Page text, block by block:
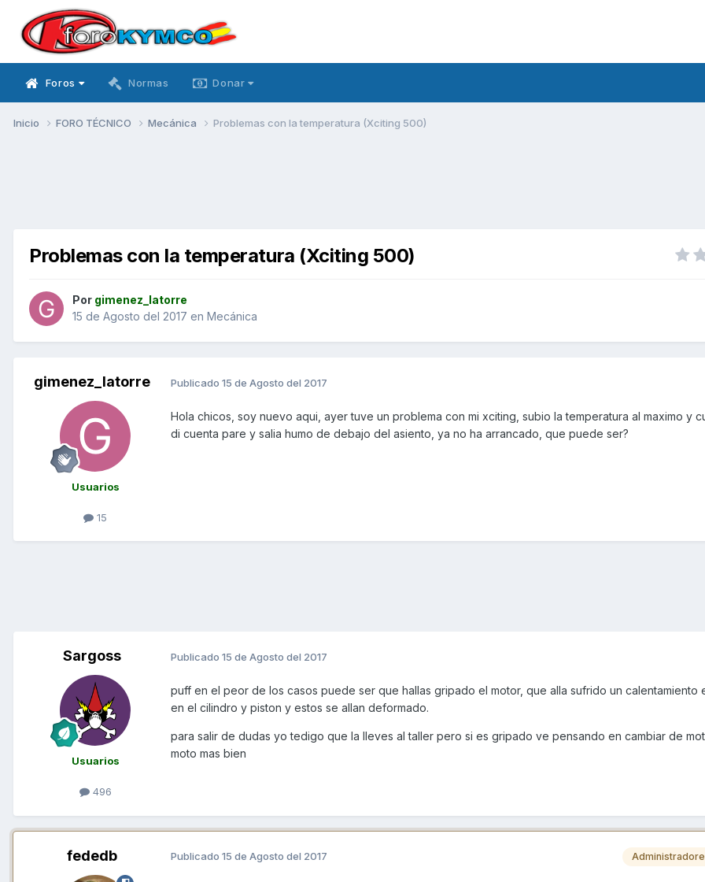
Foros Normas Donar
Inicio FORO TÉCNICO Mecánica Problemas con la temperatura (Xciting 500)
Problemas con la temperatura (Xciting 500)
Por gimenez_latorre
15 de Agosto del 2017 en Mecánica
gimenez_latorre
Usuarios
15
Publicado 15 de Agosto del 2017
Hola chicos, soy nuevo aqui, ayer tuve un problema con mi xciting, subio la temperatura al maximo y
di cuenta pare y salia humo de debajo del asiento, ya no ha arrancado, que puede ser?
Sargoss
Usuarios
496
Publicado 15 de Agosto del 2017
puff en el peor de los casos puede ser que hallas gripado el motor, que alla sufrido un calentamiento
en el cilindro y piston y estos se allan deformado.
para salir de dudas yo tedigo que la lleves al taller pero si es gripado ve pensando en cambiar de
moto mas bien
fededb Publicado 15 de Agosto del 2017